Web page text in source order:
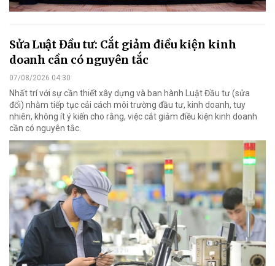
Sửa Luật Đầu tư: Cắt giảm điều kiện kinh
doanh cần có nguyên tắc
07/08/2026 04:30
Nhất trí với sự cần thiết xây dựng và ban hành Luật Đầu tư (sửa
đổi) nhằm tiếp tục cải cách môi trường đầu tư, kinh doanh, tuy
nhiên, không ít ý kiến cho rằng, việc cắt giảm điều kiện kinh doanh
cần có nguyên tắc.